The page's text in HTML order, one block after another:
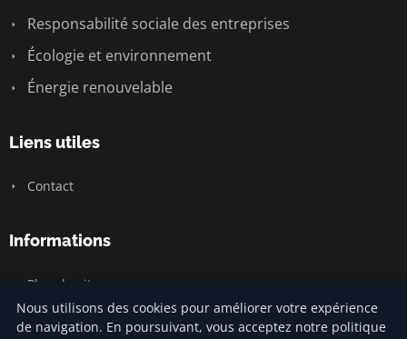
Responsabilité sociale des entreprises
Écologie et environnement
Énergie renouvelable
Liens utiles
Contact
Informations
Plan du site
Nous utilisons des cookies pour améliorer votre expérience
de navigation. En poursuivant, vous acceptez notre politique